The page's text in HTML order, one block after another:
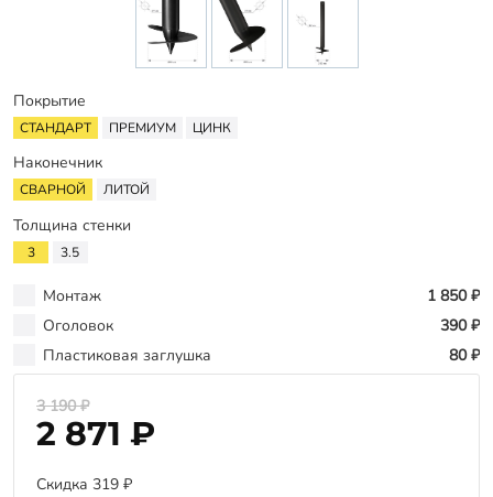
Программа лояльности
Вакансии
Калькулятор ЖБ свай
Покрытие
СТАНДАРТ ПРЕМИУМ ЦИНК
Наконечник
СВАРНОЙ ЛИТОЙ
Толщина стенки
3 3.5
Монтаж
1 850 ₽
Оголовок
390 ₽
Пластиковая заглушка
80 ₽
3 190 ₽
2 871 ₽
Скидка 319 ₽